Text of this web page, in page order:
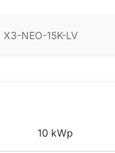
X3-NEO-15K-LV
10 kWp